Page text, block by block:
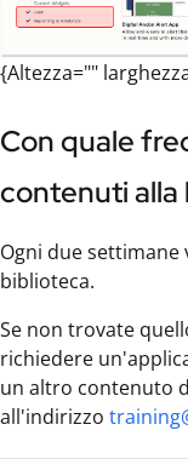
{Altezza=""
Con quale
contenuti alla
Ogni due
biblioteca.
Se non trovate
richiedere
un altro contenuto
all'indirizzo